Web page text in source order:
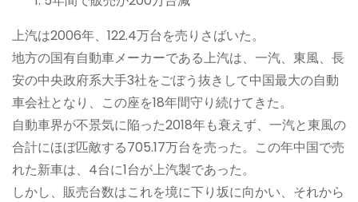
上汽は2006年、122.4万台を売りさばいた。
地方の国有自動車メーカーである上汽は、一汽、東風、長
安の中央政府系大手3社をごぼう抜きして中国最大の自動
車会社となり、この座を18年間守り続けてきた。
自動車界が不景気に陥った2018年も衰えず、一汽と東風の
合計にほぼ匹敵する705.17万台を売った。この年中国で売
れた新車は、4台に1台が上汽製であった。
しかし、販売台数はこれを境に下り坂に向かい、それから